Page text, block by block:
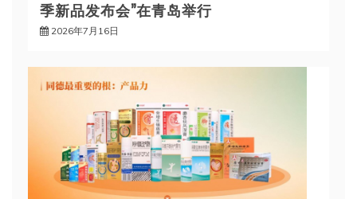
季新品发布会”在青岛举行
2026年7月16日